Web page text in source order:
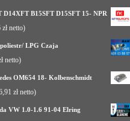
D14XFT B15SFT D15SFT 15- NPR
złnetto)
LPG Czaja
netto)
OM654 18- Kolbenschmidt
złnetto)
VW 1.0-1.6 91-04 Elring